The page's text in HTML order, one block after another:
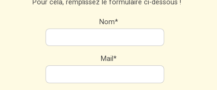
Pour cela, remplissez le formulaire ci-dessous !
Nom*
Mail*